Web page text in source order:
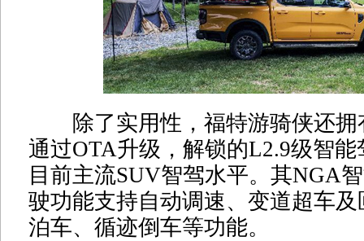
除了实用性，福特游骑侠还拥
通过OTA升级，解锁的L2.9级智
目前主流SUV智驾水平。其NGA
驶功能支持自动调速、变道超车
泊车、循迹倒车等功能。